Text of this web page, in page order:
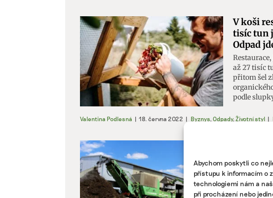
Abychom poskytli co
přístupu k informacím o
technologiemi nám a
při procházení nebo
V koši
tisíc tun
Odpad
až 27 tisíc
přitom šel
podle
Valentina Podlesná | 18. června 2022 | Byznys Odpady, Životní styl |
málo,
kompost
Hnojení
hnojivo se